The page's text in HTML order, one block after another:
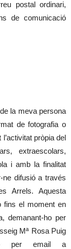
postal ordinari,
de comunicació
la meva persona
de fotografia o
pròpia del
extraescolars,
i amb la finalitat
ne difusió a través
Arrels. Aquesta
fins el moment en
demanant-ho per
Mª Rosa Puig
per email a